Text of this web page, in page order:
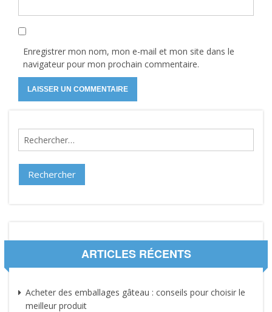
Enregistrer mon nom, mon e-mail et mon site dans le
navigateur pour mon prochain commentaire.
Rechercher :
ARTICLES RÉCENTS
Acheter des emballages gâteau : conseils pour choisir le
meilleur produit